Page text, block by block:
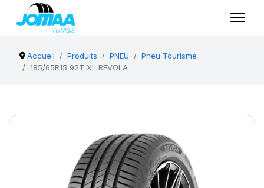
Accueil Produits PNEU
Pneu Tourisme
185/65R15 92T XL REVOLA